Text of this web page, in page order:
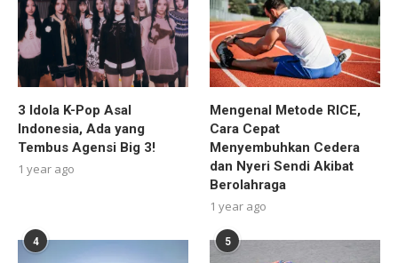
3 Idola K-Pop Asal
Indonesia, Ada yang
Tembus Agensi Big 3!
1 year ago
Mengenal Metode RICE,
Cara Cepat
Menyembuhkan Cedera
dan Nyeri Sendi Akibat
Berolahraga
1 year ago
4 5